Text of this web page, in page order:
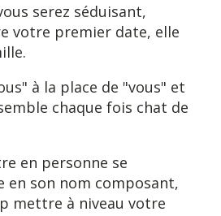
serez séduisant,
votre premier date, elle
à la place de "vous" et
chaque fois chat de
en personne se
son nom composant,
mettre à niveau votre